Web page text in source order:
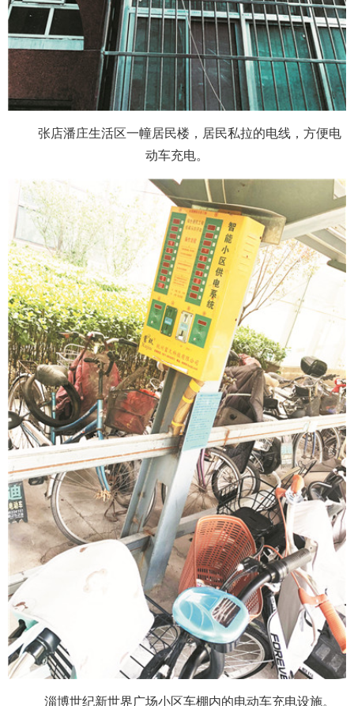
张店潘庄生活区一幢居民楼，居民私拉的电线，方便电
动车充电。
淄博世纪新世界广场小区车棚内的电动车充电设施。